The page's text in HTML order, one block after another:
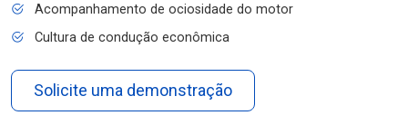
Acompanhamento de ociosidade do motor
Cultura de condução econômica
Solicite uma demonstração